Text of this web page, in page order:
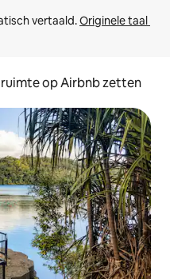
vertaald. Originele taal
op Airbnb zetten